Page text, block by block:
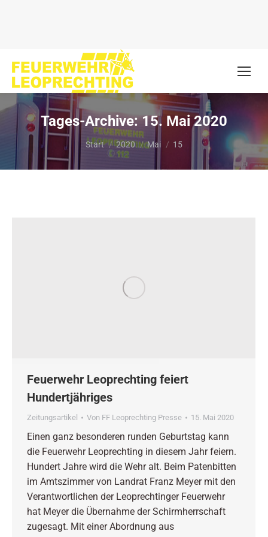
Tages-Archive:15. Mai 2020
Sie befinden sich hier:
Start 2020 Mai 15
Feuerwehr Leoprechting feiert
Hundertjähriges
Zeitungsartikel Von FF Leoprechting Presse 15. Mai 2020
Einen ganz besonderen runden Geburtstag kann
die Feuerwehr Leoprechting in diesem Jahr feiern.
Hundert Jahre wird die Wehr alt. Beim Patenbitten
im Amtszimmer von Landrat Franz Meyer mit den
Verantwortlichen der Leoprechtinger Feuerwehr
hat Meyer die Übernahme der Schirmherrschaft
zugesagt. Mit einer Abordnung aus